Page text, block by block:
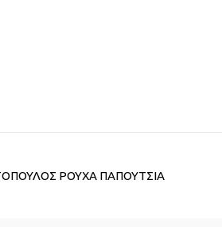
ΡΟΥΧΑ ΠΑΠΟΥΤΣΙΑ